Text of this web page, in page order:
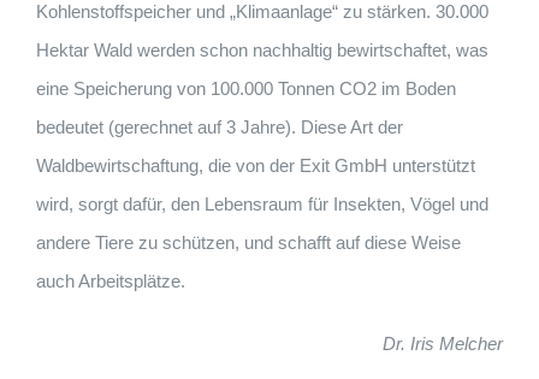
Kohlenstoffspeicher und „Klimaanlage“ zu stärken. 30.000
Hektar Wald werden schon nachhaltig bewirtschaftet, was
eine Speicherung von 100.000 Tonnen CO2 im Boden
bedeutet (gerechnet auf 3 Jahre). Diese Art der
Waldbewirtschaftung, die von der Exit GmbH unterstützt
wird, sorgt dafür, den Lebensraum für Insekten, Vögel und
andere Tiere zu schützen, und schafft auf diese Weise
auch Arbeitsplätze.
Dr. Iris Melcher